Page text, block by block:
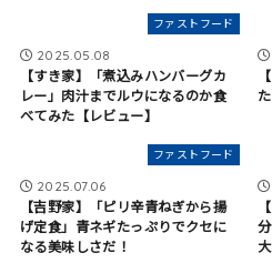
ファストフード
2025.05.08
【すき家】「煮込みハンバーグカ
レー」肉汁までルウになるのか食
べてみた【レビュー】
ファストフード
2025.07.06
【吉野家】「ピリ辛青ねぎから揚
げ定食」青ネギたっぷりでクセに
なる美味しさだ！